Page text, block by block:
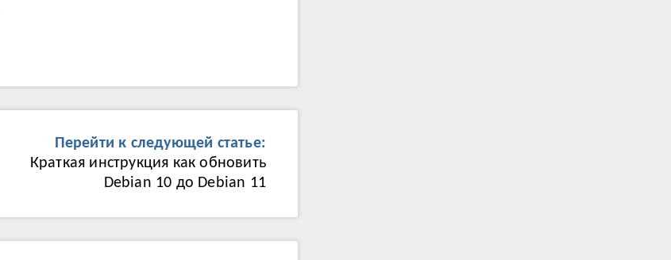
Перейти к следующей статье:
Краткая инструкция как обновить
Debian 10 до Debian 11